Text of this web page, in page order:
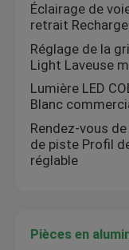
Éclairage de
retrait
Réglage de la
Light Laveuse
Lumière LED
Blanc
Rendez-vous
de piste Profil
réglable
Pièces en